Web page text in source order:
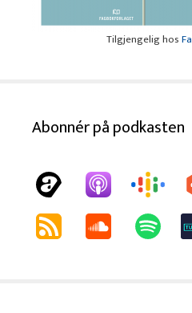
Tilgjengelig hos
Abonnér på podkasten